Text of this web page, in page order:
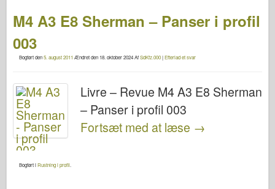
M4 A3 E8 Sherman – Panser i profil
003
Bogført den5. august 2011 Ændret den 18. oktober 2024AfSdKfz.000|Efterlad et svar
Livre – Revue M4 A3 E8 Sherman
– Panser i profil 003
Fortsæt med at læse →
Bogført iRustning i profil